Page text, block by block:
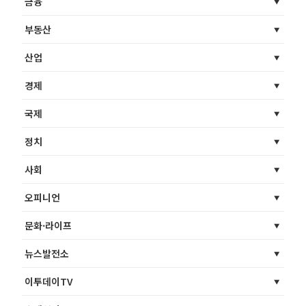
부동산
산업
경제
국제
정치
사회
오피니언
문화·라이프
뉴스발전소
이투데이TV